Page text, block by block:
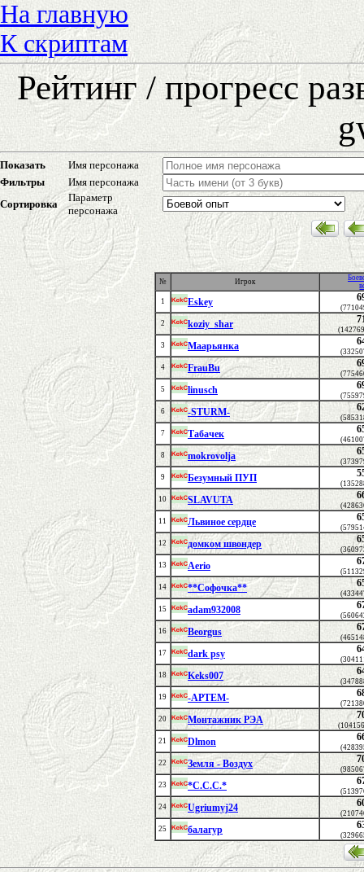
На главную
К скриптам
Рейтинг / прогресс
Показать
Имя персонажа
Фильтры
Имя персонажа
Сортировка
Параметр
персонажа
№ Игрок
1
Eskey
2
koziy_shar
3
Маарьянка
4
FrauBu
5
linusch
6
-STURM-
7
Табачек
8
mokrovolja
9
Безумный ПУП
10
SLAVUTA
11
Львиное сердце
12
домком швондер
13
Aerio
14
**Софочка**
15
adam932008
16
Beorgus
17
dark psy
18
Keks007
19
-APTEM-
20
Монтажник РЭА
21
Dlmon
22
Земля - Воздух
23
*С.С.С.*
24
Ugriumyj24
25
балагур